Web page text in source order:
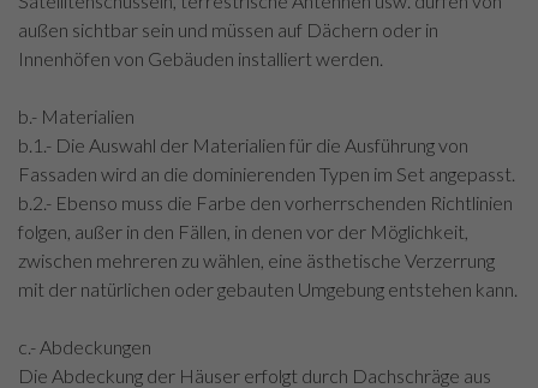
außen sichtbar sein und müssen auf Dächern oder in
Innenhöfen von Gebäuden installiert werden.
b.- Materialien
b.1.- Die Auswahl der Materialien für die Ausführung von
Fassaden wird an die dominierenden Typen im Set angepasst.
b.2.- Ebenso muss die Farbe den vorherrschenden Richtlinien
folgen, außer in den Fällen, in denen vor der Möglichkeit,
zwischen mehreren zu wählen, eine ästhetische Verzerrung
mit der natürlichen oder gebauten Umgebung entstehen kann.
c.- Abdeckungen
Die Abdeckung der Häuser erfolgt durch Dachschräge aus